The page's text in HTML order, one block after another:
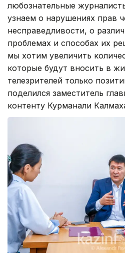
любознательные
узнаем о нарушениях прав
несправедливости, о
проблемах и способах их
мы хотим увеличить
которые будут вносить в
телезрителей только
поделился заместитель
контенту Курманали